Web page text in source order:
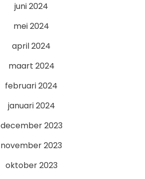
juni 2024
mei 2024
april 2024
maart 2024
februari 2024
januari 2024
december 2023
november 2023
oktober 2023